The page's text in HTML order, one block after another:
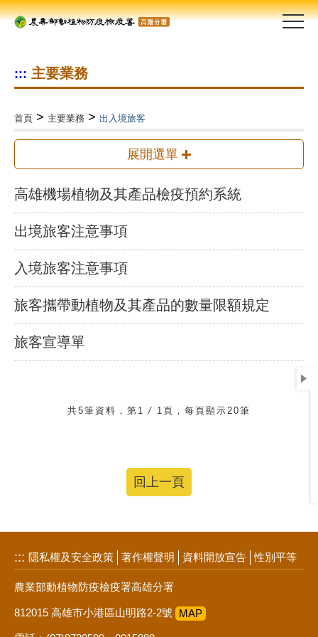
::: 主要業務
首頁 > 主要業務 > 出入境旅客
展開選單
高雄機場植物及其產品檢疫預約系統
出境旅客注意事項
入境旅客注意事項
旅客攜帶動植物及其產品的數量限額規定
旅客宣導單
共5筆資料，第1 / 1頁，每頁顯示20筆
回上一頁
::: 隱私權及安全政策 著作權聲明 資料開放宣告 性別平等
農業部動植物防疫檢疫署高雄分署
812015 高雄市小港區山明路2-2號 MAP